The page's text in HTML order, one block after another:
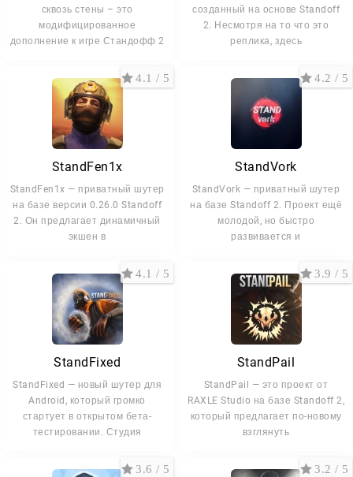
сквозь стены – это
модифицированное
дополнение к игре Стандофф 2
созданный на основе Standoff
2. Несмотря на то что это
реплика, здесь
StandFen1x
StandFen1x — приватный шутер
на базе версии 0.26.0 Standoff
2. Он предлагает динамичный
экшен в
4.1 / 5
StandVork
StandVork — приватный шутер
на базе Standoff 2. Проект ещё
молодой, но быстро
развивается и
4.2 / 5
StandFixed
StandFixed — новый шутер для
Android, который громко
стартует в открытом бета-
тестировании. Студия
4.1 / 5
StandPail
StandPail — это проект от
RAXLE Studio на базе Standoff 2,
который предлагает по-новому
взглянуть
3.9 / 5
3.6 / 5 3.2 / 5